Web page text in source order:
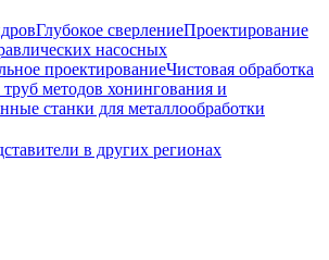
Глубокое сверлениеПроектирование
насосных
проектированиеЧистовая обработка
методов хонингования и
станки для металлообработки
в других регионах